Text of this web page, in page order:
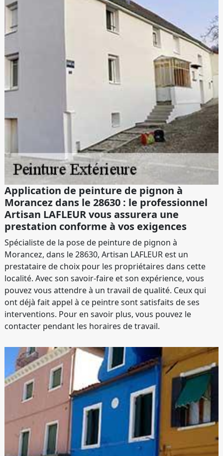
Application de peinture de pignon à
Morancez dans le 28630 : le professionnel
Artisan LAFLEUR vous assurera une
prestation conforme à vos exigences
Spécialiste de la pose de peinture de pignon à
Morancez, dans le 28630, Artisan LAFLEUR est un
prestataire de choix pour les propriétaires dans cette
localité. Avec son savoir-faire et son expérience, vous
pouvez vous attendre à un travail de qualité. Ceux qui
ont déjà fait appel à ce peintre sont satisfaits de ses
interventions. Pour en savoir plus, vous pouvez le
contacter pendant les horaires de travail.